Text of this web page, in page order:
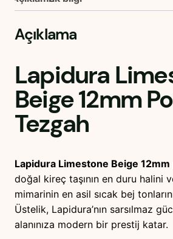
e
t
n
e
B
e
1
2
m
m
P
Açıklama
Lapidura
Beige 12mm
Tezgah
Lapidura Limestone Beige 12mm
doğal kireç taşının en duru halini
mimarinin en asil sıcak bej
Üstelik, Lapidura’nın sarsılmaz
alanınıza modern bir prestij katar.